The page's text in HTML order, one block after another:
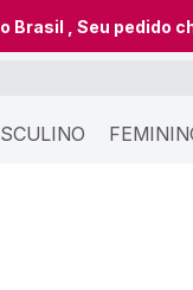
Brasil , Seu pedido